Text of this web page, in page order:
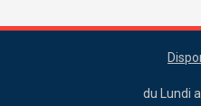
du Lundi